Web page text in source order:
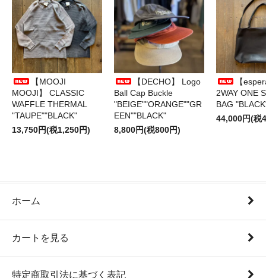
【MOOJI
MOOJI】 CLASSIC
WAFFLE THERMAL
"TAUPE""BLACK"
13,750円(税1,250円)
【DECHO】 Logo
Ball Cap Buckle
"BEIGE""ORANGE""GR
EEN""BLACK"
8,800円(税800円)
【
2WAY ONE
BAG
44,000円(税
ホーム
カートを見る
特定商取引法に基づく表記